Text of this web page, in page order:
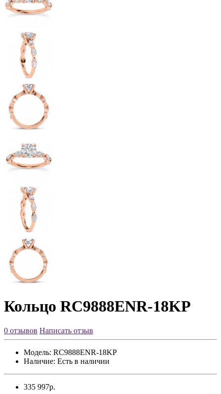
Кольцо RC9888ENR-18KP
0 отзывов Написать отзыв
Модель: RC9888ENR-18KP
Наличие: Есть в наличии
335 997р.